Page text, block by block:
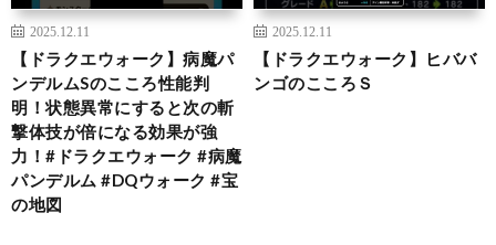
2025.12.11
【ドラクエウォーク】病魔パ
ンデルムSのこころ性能判
明！状態異常にすると次の斬
撃体技が倍になる効果が強
力！#ドラクエウォーク #病魔
パンデルム #DQウォーク #宝
の地図
2025.12.11
【ドラクエウォーク】ヒババ
ンゴのこころＳ